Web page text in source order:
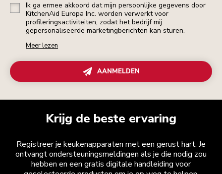
Ik ga ermee akkoord dat mijn persoonlijke gegevens door
KitchenAid Europa Inc. worden verwerkt voor
profileringsactiviteiten, zodat het bedrijf mij
gepersonaliseerde marketingberichten kan sturen.
Meer lezen
AANMELDEN
Krijg de beste ervaring
Registreer je keukenapparaten met een gerust hart. Je
ontvangt ondersteuningsmeldingen als je die nodig zou
hebben en een gratis digitale handleiding voor